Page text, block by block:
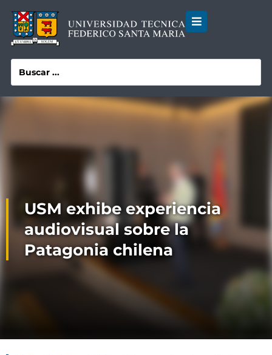
USM exhibe experiencia
audiovisual sobre la
Patagonia chilena